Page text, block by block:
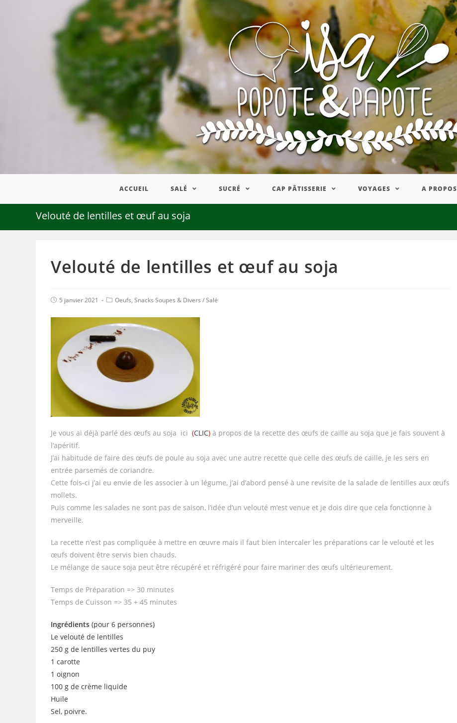
ACCUEIL SALÉ SUCRÉ CAP PÂTISSERIE VOYAGES A PROPOS
Velouté de lentilles et œuf au soja
Velouté de lentilles et œuf au soja
5 janvier 2021 Oeufs, Snacks Soupes & Divers /Salé
Je vous ai déjà parlé des œufs au soja ici (CLIC) à propos de la recette des œufs de caille au soja que je fais souvent à
l’apéritif.
J’ai habitude de faire des œufs de poule au soja avec une autre recette que celle des œufs de caille, je les sers en
entrée parsemés de coriandre.
Cette fois-ci j’ai eu envie de les associer à un légume, j’ai d’abord pensé à une revisite de la salade de lentilles aux œufs
mollets.
Puis comme les salades ne sont pas de saison, l’idée d’un velouté m’est venue et je dois dire que cela fonctionne à
merveille.
La recette n’est pas compliquée à mettre en œuvre mais il faut bien intercaler les préparations car le velouté et les
œufs doivent être servis bien chauds.
Le mélange de sauce soja peut être récupéré et réfrigéré pour faire mariner des œufs ultérieurement.
Temps de Préparation => 30 minutes
Temps de Cuisson => 35 + 45 minutes
Ingrédients (pour 6 personnes)
Le velouté de lentilles
250 g de lentilles vertes du puy
1 carotte
1 oignon
100 g de crème liquide
Huile
Sel, poivre.